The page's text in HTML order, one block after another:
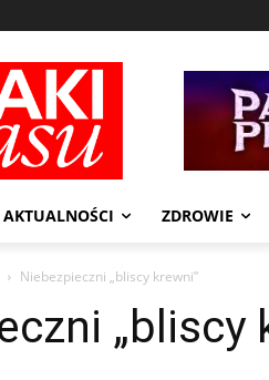
AKTUALNOŚCI ZDROWIE
Niebezpieczni „bliscy krewni”
„bliscy